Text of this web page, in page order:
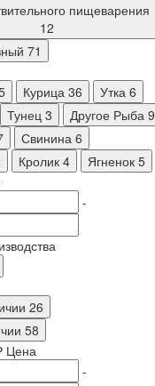
пищеварения
12
71
Курица 36 Утка 6
Тунец 3 Другое Рыба 9
Свинина 6
Кролик 4 Ягненок 5
-
26
58
Цена
-